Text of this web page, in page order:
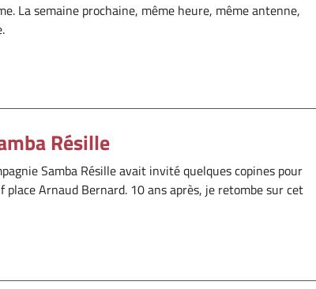
La semaine prochaine, même heure, même antenne,
Résille
Samba Résille avait invité quelques copines pour
Arnaud Bernard. 10 ans après, je retombe sur cet